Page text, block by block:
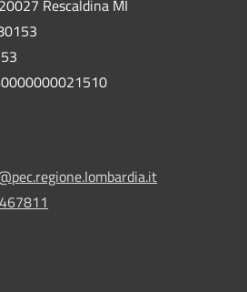
Rescaldina MI